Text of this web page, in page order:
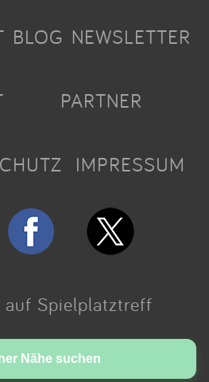
Nähe suchen
BLOG NEWSLETTER
PARTNER
IMPRESSUM
auf Spielplatztreff
in Cologne.